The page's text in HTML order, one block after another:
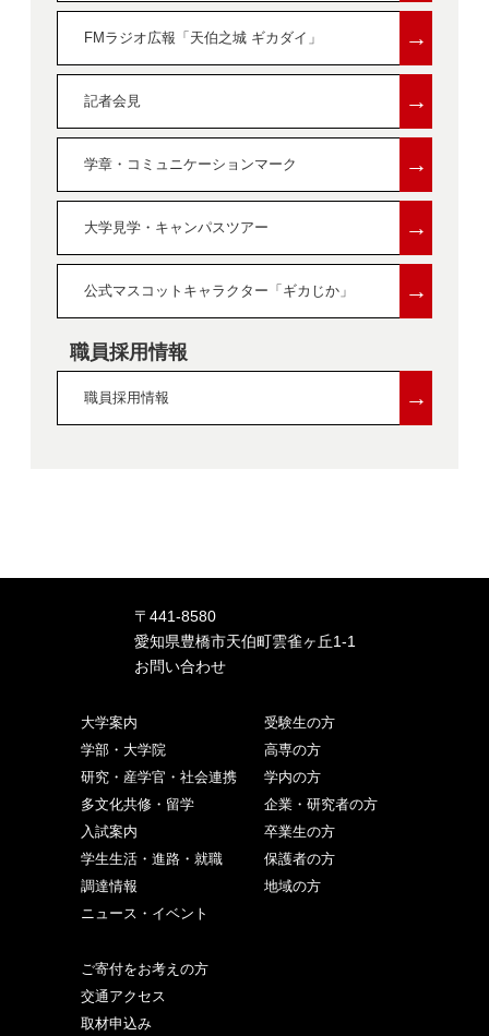
FMラジオ広報「天伯之城 ギカダイ」 →
記者会見 →
学章・コミュニケーションマーク →
大学見学・キャンパスツアー →
公式マスコットキャラクター「ギカじか」 →
職員採用情報
職員採用情報 →
〒441-8580
愛知県豊橋市天伯町雲雀ヶ丘1-1
お問い合わせ
大学案内
学部・大学院
研究・産学官・社会連携
多文化共修・留学
入試案内
学生生活・進路・就職
調達情報
ニュース・イベント
受験生の方
高専の方
学内の方
企業・研究者の方
卒業生の方
保護者の方
地域の方
ご寄付をお考えの方
交通アクセス
取材申込み